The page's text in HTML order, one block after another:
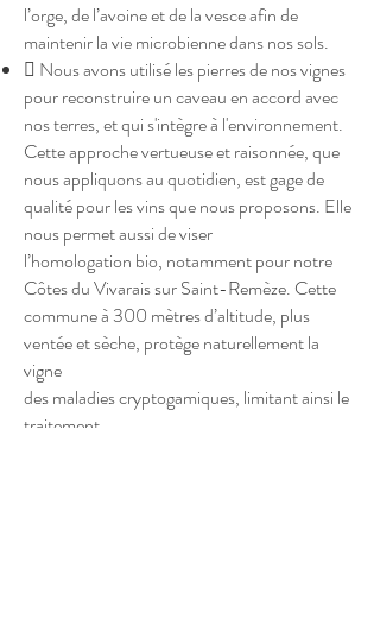
l’orge, de l’avoine et de la vesce afin de
maintenir la vie microbienne dans nos sols.
 Nous avons utilisé les pierres de nos vignes
pour reconstruire un caveau en accord avec
nos terres, et qui s'intègre à l'environnement.
Cette approche vertueuse et raisonnée, que
nous appliquons au quotidien, est gage de
qualité pour les vins que nous proposons. Elle
nous permet aussi de viser
l’homologation bio, notamment pour notre
Côtes du Vivarais sur Saint-Remèze. Cette
commune à 300 mètres d’altitude, plus
ventée et sèche, protège naturellement la
vigne
des maladies cryptogamiques, limitant ainsi le
traitement.